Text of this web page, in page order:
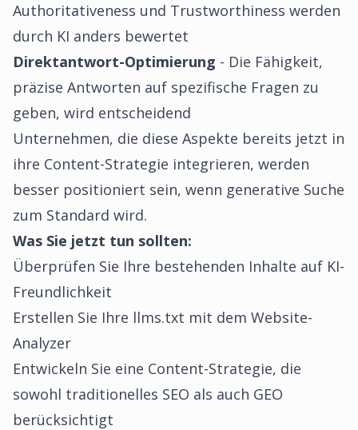
Authoritativeness und Trustworthiness werden
durch KI anders bewertet
Direktantwort-Optimierung - Die Fähigkeit,
präzise Antworten auf spezifische Fragen zu
geben, wird entscheidend
Unternehmen, die diese Aspekte bereits jetzt in
ihre Content-Strategie integrieren, werden
besser positioniert sein, wenn generative Suche
zum Standard wird.
Was Sie jetzt tun sollten:
Überprüfen Sie Ihre bestehenden Inhalte auf KI-
Freundlichkeit
Erstellen Sie Ihre llms.txt mit dem Website-
Analyzer
Entwickeln Sie eine Content-Strategie, die
sowohl traditionelles SEO als auch GEO
berücksichtigt